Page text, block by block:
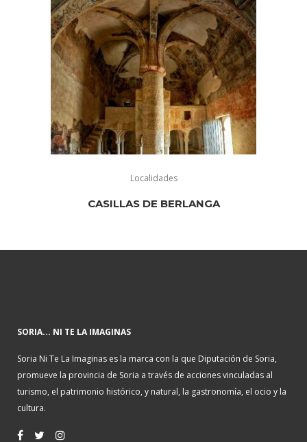
Localidades
CASILLAS DE BERLANGA
SORIA... NI TE LA IMAGINAS
Soria Ni Te La Imaginas es la marca con la que Diputación de Soria,
promueve la provincia de Soria a través de acciones vinculadas al
turismo, el patrimonio histórico, y natural, la gastronomía, el ocio y la
cultura.